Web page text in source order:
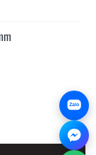
Zalo